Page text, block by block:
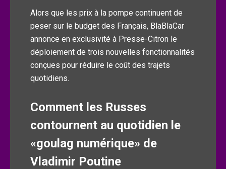
Alors que les prix à la pompe continuent de
peser sur le budget des Français, BlaBlaCar
annonce en exclusivité à Presse-Citron le
déploiement de trois nouvelles fonctionnalités
conçues pour réduire le coût des trajets
quotidiens.
Comment les Russes
contournent au quotidien le
«goulag numérique» de
Vladimir Poutine